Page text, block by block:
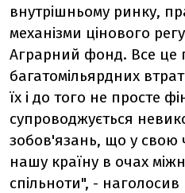
внутрішньому ринку,
механізми цінового
Аграрний фонд. Все це
багатомільярдних
їх і до того не просте
супроводжується
зобов'язань, що у свою
нашу країну в очах
спільноти", - наголосив